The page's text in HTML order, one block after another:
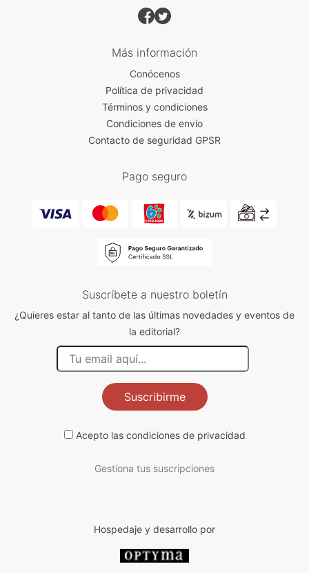
Más información
Conócenos
Política de privacidad
Términos y condiciones
Condiciones de envío
Contacto de seguridad GPSR
Pago seguro
Suscríbete a nuestro boletín
¿Quieres estar al tanto de las últimas novedades y eventos de
la editorial?
Suscribirme
Acepto las condiciones de privacidad
Gestiona tus suscripciones
Hospedaje y desarrollo por